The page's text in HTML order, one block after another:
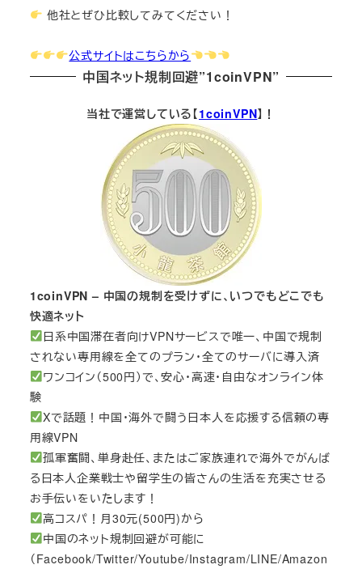
他社とぜひ比較してみてください！
公式サイトはこちらから
中国ネット規制回避”1coinVPN”
当社で運営している【1coinVPN】！
1coinVPN – 中国の規制を受けずに、いつでもどこでも
快適ネット
日系中国滞在者向けVPNサービスで唯一、中国で規制
されない専用線を全てのプラン・全てのサーバに導入済
ワンコイン（500円）で、安心・高速・自由なオンライン体
験
Xで話題！中国・海外で闘う日本人を応援する信頼の専
用線VPN
孤軍奮闘、単身赴任、またはご家族連れで海外でがんば
る日本人企業戦士や留学生の皆さんの生活を充実させる
お手伝いをいたします！
高コスパ！月30元(500円)から
中国のネット規制回避が可能に
（Facebook/Twitter/Youtube/Instagram/LINE/Amazon